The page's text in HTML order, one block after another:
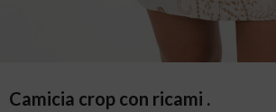
Camicia crop con ricami .